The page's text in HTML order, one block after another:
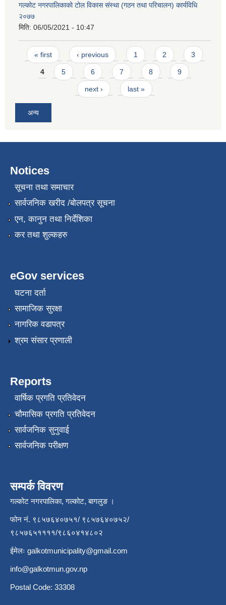
गल्कोट नगरपालिकाको टोल विकास संस्था (गठन तथा परिचालन) कार्यविधि
२०७७
मिति: 06/05/2021 - 10:47
Pages
« first ‹ previous 1 2 3
4 5 6 7 8 9
next › last »
अन्य
Notices
सूचना तथा समाचार
सार्वजनिक खरीद /बोलपत्र सूचना
एन, कानुन तथा निर्देशिका
कर तथा शुल्कहरु
eGov services
घटना दर्ता
सामाजिक सुरक्षा
नागरिक वडापत्र
श्रम संसार प्रणाली
Reports
वार्षिक प्रगति प्रतिवेदन
चौमासिक प्रगति प्रतिवेदन
सार्वजनिक सुनुवाई
सार्वजनिक परीक्षण
सम्पर्क विवरण
गल्कोट नगरपालिका, गल्कोट, बागलुङ ।
फोन नं. ९८५७६४०७५१/ ९८५७६४०७५२/
९८५७६५११११/९८६०४१४८०२
ईमेलः galkotmunicipality@gmail.com
info@galkotmun.gov.np
Postal Code: 33308